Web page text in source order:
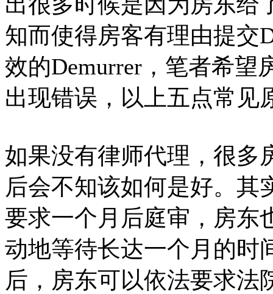
知而使得房客有理由提交
效的Demurrer，笔者希望
出现错误，以上五点常见
如果没有律师代理，很多
后会不知该如何是好。其
要求一个月后庭审，房东
动地等待长达一个月的时
后，房东可以依法要求法